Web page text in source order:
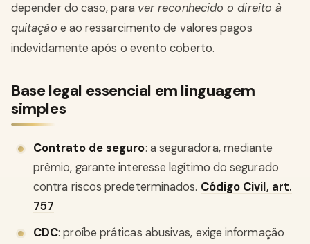
depender do caso, para ver reconhecido o direito à
quitação e ao ressarcimento de valores pagos
indevidamente após o evento coberto.
Base legal essencial em linguagem
simples
Contrato de seguro: a seguradora, mediante
prêmio, garante interesse legítimo do segurado
contra riscos predeterminados. Código Civil, art.
757
CDC: proíbe práticas abusivas, exige informação